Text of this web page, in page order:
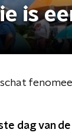
is
dag van